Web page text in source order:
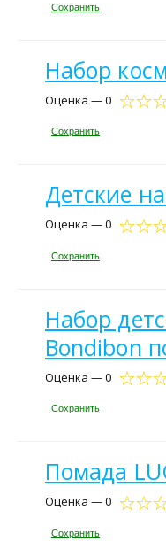
Сохранить
Набор
Оценка — 0
Сохранить
Детские
Оценка — 0
Сохранить
Набор
Bondibon
Оценка — 0
Сохранить
Помада
Оценка — 0
Сохранить